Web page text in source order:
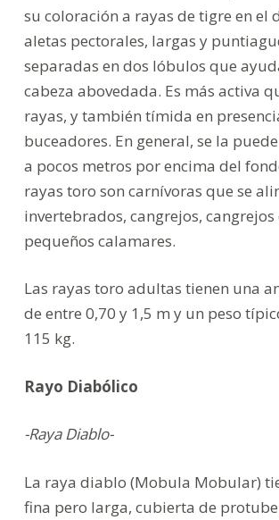
su coloración a rayas de tigre en el
aletas pectorales, largas y
separadas en dos lóbulos que
cabeza abovedada. Es más activa
rayas, y también tímida en
buceadores. En general, se la
a pocos metros por encima del
rayas toro son carnívoras que se
invertebrados, cangrejos,
pequeños calamares.
Las rayas toro adultas tienen una
de entre 0,70 y 1,5 m y un peso
115 kg.
Rayo Diabólico
-Raya Diablo-
La raya diablo (Mobula Mobular)
fina pero larga, cubierta de